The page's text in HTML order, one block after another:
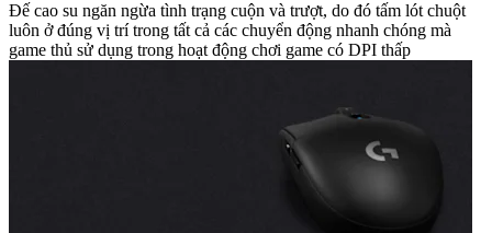
Đế cao su ngăn ngừa tình trạng cuộn và trượt, do đó tấm lót chuột
luôn ở đúng vị trí trong tất cả các chuyển động nhanh chóng mà
game thủ sử dụng trong hoạt động chơi game có DPI thấp